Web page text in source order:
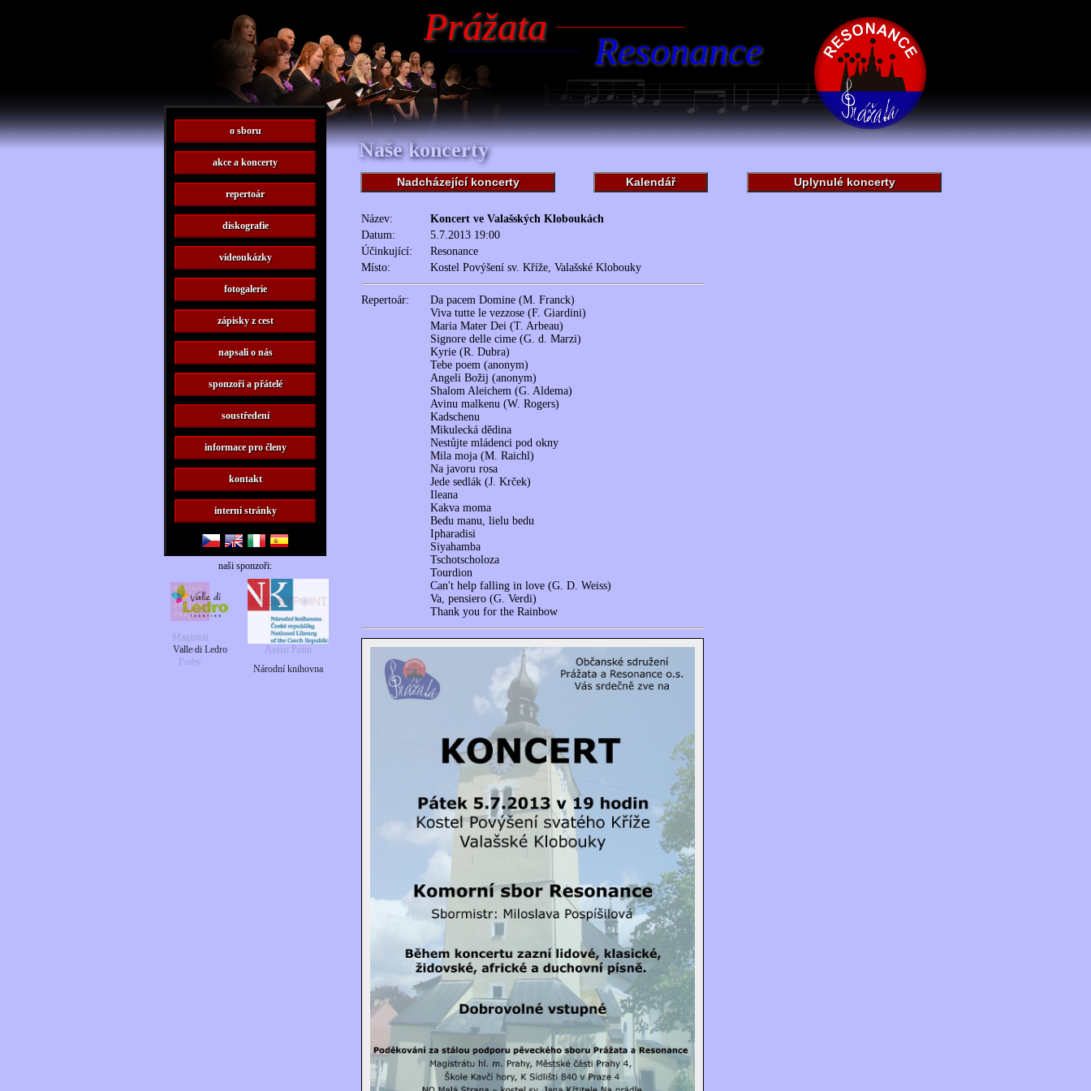
Naše koncerty
Nadcházející koncerty Kalendář Uplynulé koncerty
Název:
Koncert ve Valašských Kloboukách
Datum:
5.7.2013 19:00
Účinkující:
Resonance
Místo:
Kostel Povýšení sv. Kříže, Valašské Klobouky
Repertoár:
Da pacem Domine (M. Franck)
Viva tutte le vezzose (F. Giardini)
Maria Mater Dei (T. Arbeau)
Signore delle cime (G. d. Marzi)
Kyrie (R. Dubra)
Tebe poem (anonym)
Angeli Božij (anonym)
Shalom Aleichem (G. Aldema)
Avinu malkenu (W. Rogers)
Kadschenu
Mikulecká dědina
Nestůjte mládenci pod okny
Mila moja (M. Raichl)
Na javoru rosa
Jede sedlák (J. Krček)
Ileana
Kakva moma
Bedu manu, lielu bedu
Ipharadisi
Siyahamba
Tschotscholoza
Tourdion
Can't help falling in love (G. D. Weiss)
Va, pensiero (G. Verdi)
Thank you for the Rainbow
Prážata
Resonance
o sboru
akce a koncerty
repertoár
diskografie
videoukázky
fotogalerie
zápisky z cest
napsali o nás
sponzoři a přátelé
soustředení
informace pro členy
kontakt
interní stránky
naši sponzoři:
Valle di Ledro
Národní knihovna